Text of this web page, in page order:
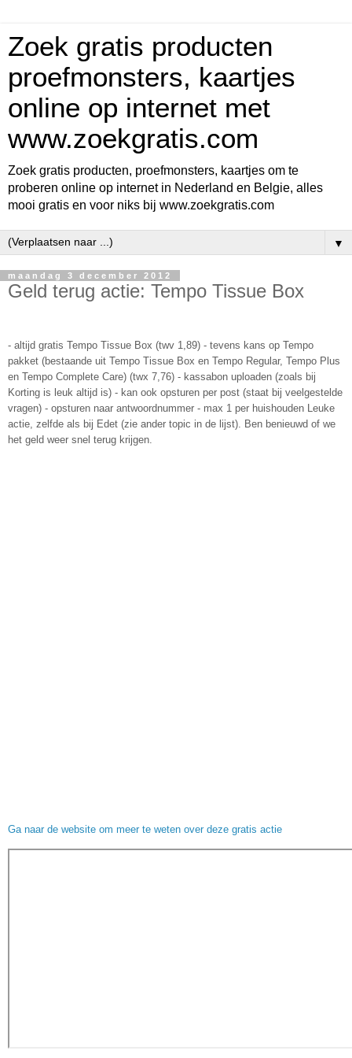
Zoek gratis producten
proefmonsters, kaartjes
online op internet met
www.zoekgratis.com
Zoek gratis producten, proefmonsters, kaartjes om te
proberen online op internet in Nederland en Belgie, alles
mooi gratis en voor niks bij www.zoekgratis.com
▼
maandag 3 december 2012
Geld terug actie: Tempo Tissue Box
- altijd gratis Tempo Tissue Box (twv 1,89) - tevens kans op Tempo
pakket (bestaande uit Tempo Tissue Box en Tempo Regular, Tempo Plus
en Tempo Complete Care) (twx 7,76) - kassabon uploaden (zoals bij
Korting is leuk altijd is) - kan ook opsturen per post (staat bij veelgestelde
vragen) - opsturen naar antwoordnummer - max 1 per huishouden Leuke
actie, zelfde als bij Edet (zie ander topic in de lijst). Ben benieuwd of we
het geld weer snel terug krijgen.
Ga naar de website om meer te weten over deze gratis actie